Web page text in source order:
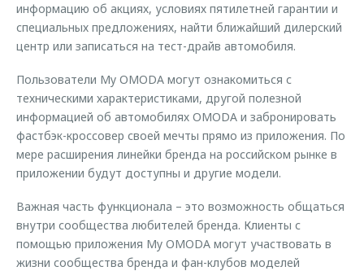
информацию об акциях, условиях пятилетней гарантии и
специальных предложениях, найти ближайший дилерский
центр или записаться на тест-драйв автомобиля.
Пользователи My OMODA могут ознакомиться с
техническими характеристиками, другой полезной
информацией об автомобилях OMODA и забронировать
фастбэк-кроссовер своей мечты прямо из приложения. По
мере расширения линейки бренда на российском рынке в
приложении будут доступны и другие модели.
Важная часть функционала – это возможность общаться
внутри сообщества любителей бренда. Клиенты с
помощью приложения My OMODA могут участвовать в
жизни сообщества бренда и фан-клубов моделей